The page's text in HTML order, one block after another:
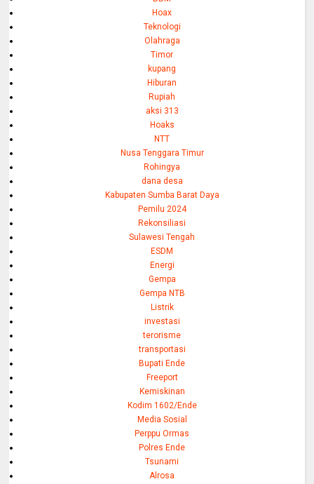
Hoax
Teknologi
Olahraga
Timor
kupang
Hiburan
Rupiah
aksi 313
Hoaks
NTT
Nusa Tenggara Timur
Rohingya
dana desa
Kabupaten Sumba Barat Daya
Pemilu 2024
Rekonsiliasi
Sulawesi Tengah
ESDM
Energi
Gempa
Gempa NTB
Listrik
investasi
terorisme
transportasi
Bupati Ende
Freeport
Kemiskinan
Kodim 1602/Ende
Media Sosial
Perppu Ormas
Polres Ende
Tsunami
Alrosa